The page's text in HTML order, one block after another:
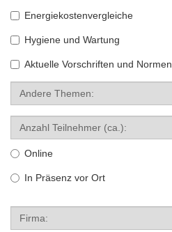
Energiekostenvergleiche
Hygiene und Wartung
Aktuelle Vorschriften und Normen
Andere
Anzahl
(ca.):Online
In Präsenz vor Ort
Firma: